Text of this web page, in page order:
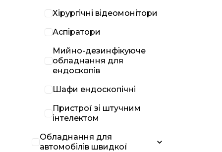
Хірургічні відеомонітори
Аспіратори
Мийно-дезинфікуюче
обладнання для
ендоскопів
Шафи ендоскопічні
Пристрої зі штучним
інтелектом
Обладнання для
автомобілів швидкої